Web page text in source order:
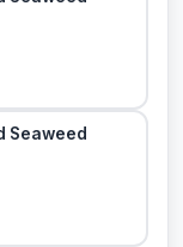
Seaweed